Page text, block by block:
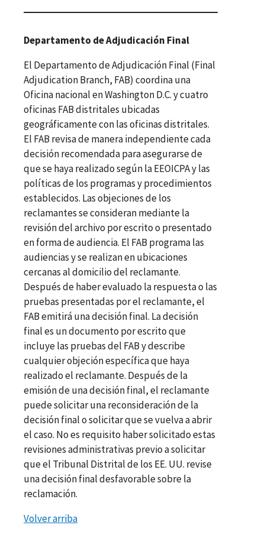
Departamento de Adjudicación Final
El Departamento de Adjudicación Final (Final
Adjudication Branch, FAB) coordina una
Oficina nacional en Washington D.C. y cuatro
oficinas FAB distritales ubicadas
geográficamente con las oficinas distritales.
El FAB revisa de manera independiente cada
decisión recomendada para asegurarse de
que se haya realizado según la EEOICPA y las
políticas de los programas y procedimientos
establecidos. Las objeciones de los
reclamantes se consideran mediante la
revisión del archivo por escrito o presentado
en forma de audiencia. El FAB programa las
audiencias y se realizan en ubicaciones
cercanas al domicilio del reclamante.
Después de haber evaluado la respuesta o las
pruebas presentadas por el reclamante, el
FAB emitirá una decisión final. La decisión
final es un documento por escrito que
incluye las pruebas del FAB y describe
cualquier objeción específica que haya
realizado el reclamante. Después de la
emisión de una decisión final, el reclamante
puede solicitar una reconsideración de la
decisión final o solicitar que se vuelva a abrir
el caso. No es requisito haber solicitado estas
revisiones administrativas previo a solicitar
que el Tribunal Distrital de los EE. UU. revise
una decisión final desfavorable sobre la
reclamación.
Volver arriba